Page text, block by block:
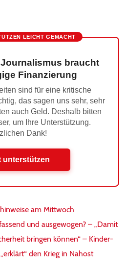
LEICHT GEMACHT
braucht
Finanzierung
sind für eine kritische
das sagen uns sehr, sehr
auch Geld. Deshalb bitten
um Ihre Unterstützung.
Dank!
unterstützen
am Mittwoch
und ausgewogen? – „Damit
bringen können“ – Kinder-
den Krieg in Nahost